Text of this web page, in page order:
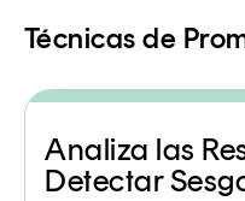
Técnicas de
Analiza las
Detectar